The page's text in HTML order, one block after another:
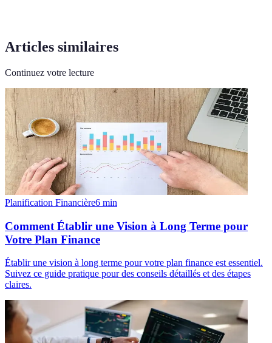
Articles similaires
Continuez votre lecture
Planification Financière6 min
Comment Établir une Vision à Long Terme pour
Votre Plan Finance
Établir une vision à long terme pour votre plan finance est essentiel.
Suivez ce guide pratique pour des conseils détaillés et des étapes
claires.